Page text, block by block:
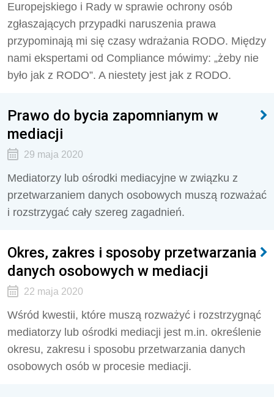
Europejskiego i Rady w sprawie ochrony osób
zgłaszających przypadki naruszenia prawa
przypominają mi się czasy wdrażania RODO. Między
nami ekspertami od Compliance mówimy: „żeby nie
było jak z RODO”. A niestety jest jak z RODO.
Prawo do bycia zapomnianym w
mediacji
29 maja 2020
Mediatorzy lub ośrodki mediacyjne w związku z
przetwarzaniem danych osobowych muszą rozważać
i rozstrzygać cały szereg zagadnień.
Okres, zakres i sposoby przetwarzania
danych osobowych w mediacji
22 maja 2020
Wśród kwestii, które muszą rozważyć i rozstrzygnąć
mediatorzy lub ośrodki mediacji jest m.in. określenie
okresu, zakresu i sposobu przetwarzania danych
osobowych osób w procesie mediacji.